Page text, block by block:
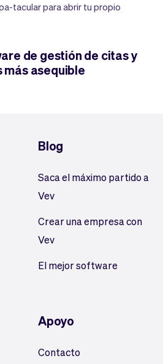
tacular para abrir tu propio
de gestión de citas y
más asequible
Blog
Saca el máximo partido a
Vev
Crear una empresa con
Vev
El mejor software
Apoyo
Contacto